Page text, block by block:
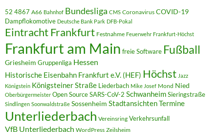
52 4867 A66 Bahnhof Bundesliga CMS Coronavirus COVID-19
Dampflokomotive Deutsche Bank Park DFB-Pokal
Eintracht Frankfurt Festnahme Feuerwehr Frankfurt-Höchst
Frankfurt am Main freie Software Fußball
Griesheim Gruppenliga Hessen
Historische Eisenbahn Frankfurt e.V. (HEF) Höchst Jazz
Königstein Königsteiner Straße Liederbach Mike Josef Mond Nied
Oberbürgermeister Open SourceSARS-CoV-2 SchwanheimSieringstraße
Sindlingen Soonwaldstraße Sossenheim StadtansichtenTermine
Unterliederbach Vereinsring Verkehrsunfall
VfB Unterliederbach WordPress Zeilsheim